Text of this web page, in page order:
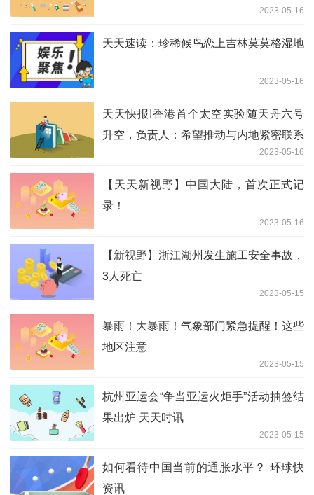
2023-05-16
天天速读：珍稀候鸟恋上吉林莫莫格湿地
2023-05-16
天天快报!香港首个太空实验随天舟六号
升空，负责人：希望推动与内地紧密联系
2023-05-16
【天天新视野】中国大陆，首次正式记
录！
2023-05-16
【新视野】浙江湖州发生施工安全事故，
3人死亡
2023-05-15
暴雨！大暴雨！气象部门紧急提醒！这些
地区注意
2023-05-15
杭州亚运会“争当亚运火炬手”活动抽签结
果出炉 天天时讯
2023-05-15
如何看待中国当前的通胀水平？ 环球快
资讯